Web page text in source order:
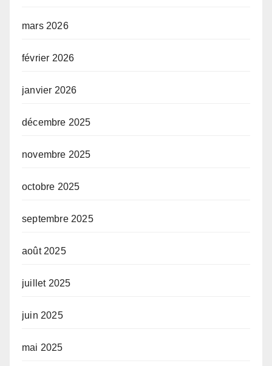
mars 2026
février 2026
janvier 2026
décembre 2025
novembre 2025
octobre 2025
septembre 2025
août 2025
juillet 2025
juin 2025
mai 2025